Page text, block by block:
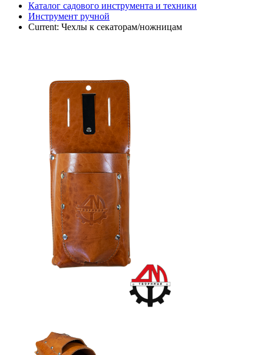
Каталог садового инструмента и техники
Инструмент ручной
Current: Чехлы к секаторам/ножницам